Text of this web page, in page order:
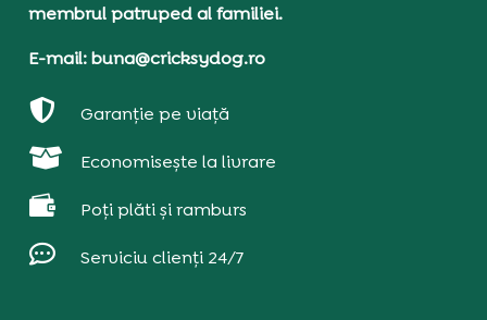
membrul patruped al familiei.
E-mail: buna@cricksydog.ro
 Garanție pe viață
 Economisește la livrare
 Poți plăti și ramburs
 Serviciu clienți 24/7